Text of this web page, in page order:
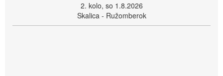
2. kolo, so 1.8.2026
Skalica - Ružomberok